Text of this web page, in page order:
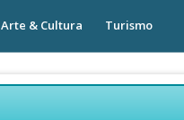
Arte & Cultura Turismo